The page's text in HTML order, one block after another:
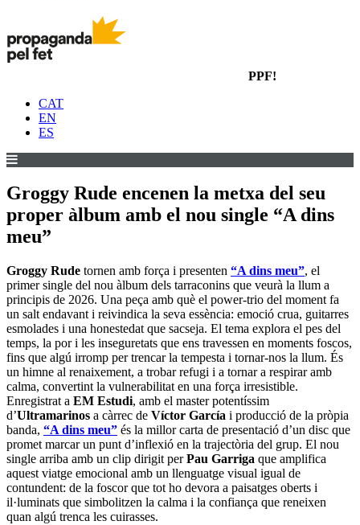
PPF!
CAT
EN
ES
Groggy Rude encenen la metxa del seu
proper àlbum amb el nou single “A dins
meu”
Groggy Rude tornen amb força i presenten “A dins meu”, el
primer single del nou àlbum dels tarraconins que veurà la llum a
principis de 2026. Una peça amb què el power-trio del moment fa
un salt endavant i reivindica la seva essència: emoció crua, guitarres
esmolades i una honestedat que sacseja. El tema explora el pes del
temps, la por i les inseguretats que ens travessen en moments foscos,
fins que algú irromp per trencar la tempesta i tornar-nos la llum. És
un himne al renaixement, a trobar refugi i a tornar a respirar amb
calma, convertint la vulnerabilitat en una força irresistible.
Enregistrat a EM Estudi, amb el master potentíssim
d’Ultramarinos a càrrec de Víctor García i producció de la pròpia
banda, “A dins meu” és la millor carta de presentació d’un disc que
promet marcar un punt d’inflexió en la trajectòria del grup. El nou
single arriba amb un clip dirigit perPau Garriga que amplifica
aquest viatge emocional amb un llenguatge visual igual de
contundent: de la foscor que tot ho devora a paisatges oberts i
il·luminats que simbolitzen la calma i la confiança que reneixen
quan algú trenca les cuirasses.